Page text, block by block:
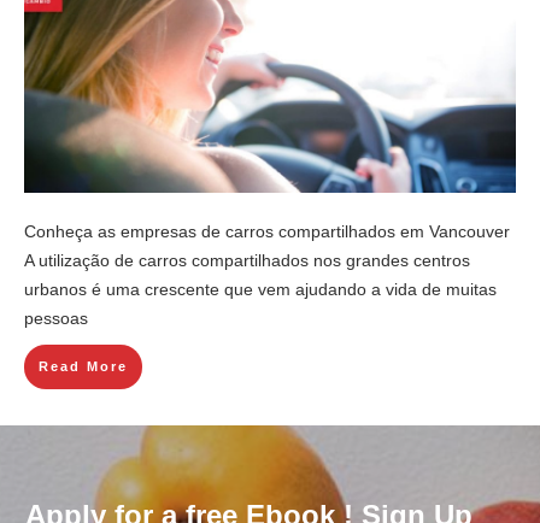
Conheça as empresas de carros compartilhados em Vancouver
A utilização de carros compartilhados nos grandes centros
urbanos é uma crescente que vem ajudando a vida de muitas
pessoas
Read More
Apply for a free Ebook ! Sign Up